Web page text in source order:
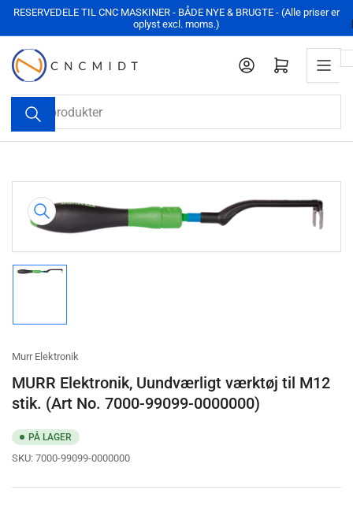
Hop
indhold
RESERVEDELE TIL CNC MASKINER - BÅDE NYE & BRUGTE - (Alle priser er
oplyst excl. moms.)
Søg
produkter
Log ind Åben mini-kurv
produktinformation
Murr Elektronik
MURR Elektronik, Uundværligt værktøj til M12
stik. (Art No. 7000-99099-0000000)
PÅ LAGER
SKU: 7000-99099-0000000